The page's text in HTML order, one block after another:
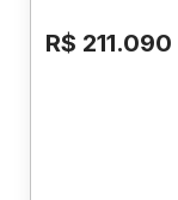
R$ 211.090